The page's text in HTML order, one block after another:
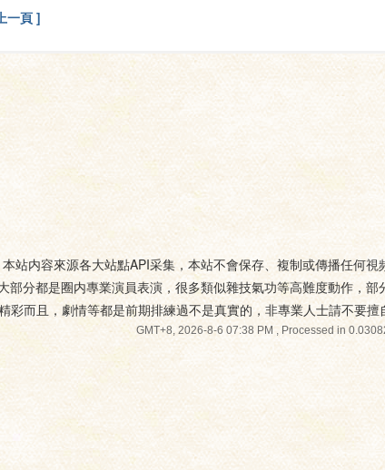
一頁 ]
站内容來源各大站點API采集，本站不會保存、複制或傳播任何
分都是圈内專業演員表演，很多類似雜技氣功等高難度動作，
彩而且，劇情等都是前期排練過不是真實的，非專業人士請不要擅
GMT+8, 2026-8-6 07:38 PM, Processed in